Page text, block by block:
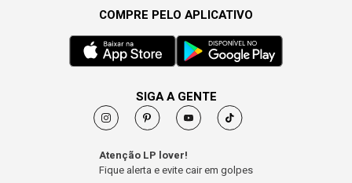
COMPRE PELO APLICATIVO
SIGA A GENTE
Atenção LP lover!
Fique alerta e evite cair em golpes